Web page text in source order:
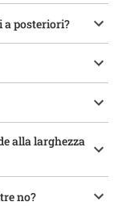
a posteriori?
alla larghezza
no?